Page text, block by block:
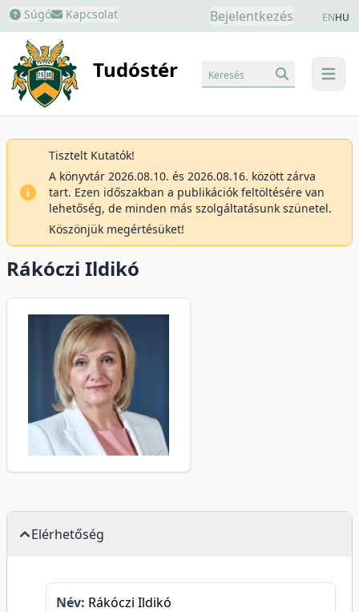
Súgó Kapcsolat Bejelentkezés ENHU
Tudóstér menu
Keresés
Tisztelt Kutatók!
A könyvtár 2026.08.10. és 2026.08.16. között zárva
tart. Ezen időszakban a publikációk feltöltésére van
lehetőség, de minden más szolgáltatásunk szünetel.
Köszönjük megértésüket!
Rákóczi Ildikó
Elérhetőség
Név: Rákóczi Ildikó